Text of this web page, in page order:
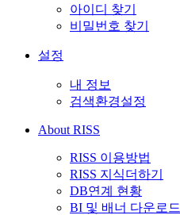
아이디 찾기
비밀번호 찾기
설정
내 정보
검색환경설정
About RISS
RISS 이용방법
RISS 지식더하기
DB연계 현황
BI 및 배너 다운로드